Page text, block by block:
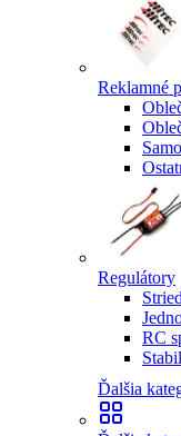
Reklamné
Regulátory
RC
Ďalšia